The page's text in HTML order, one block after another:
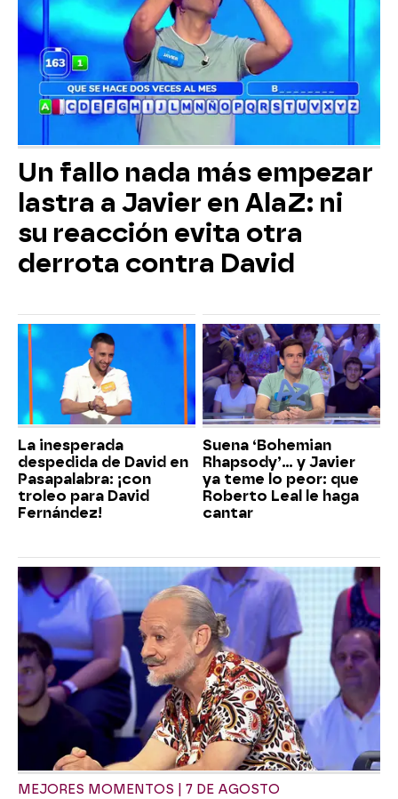
Un fallo nada más empezar
lastra a Javier en AlaZ: ni
su reacción evita otra
derrota contra David
La inesperada
despedida de David en
Pasapalabra: ¡con
troleo para David
Fernández!
Suena ‘Bohemian
Rhapsody’... y Javier
ya teme lo peor: que
Roberto Leal le haga
cantar
MEJORES MOMENTOS | 7 DE AGOSTO